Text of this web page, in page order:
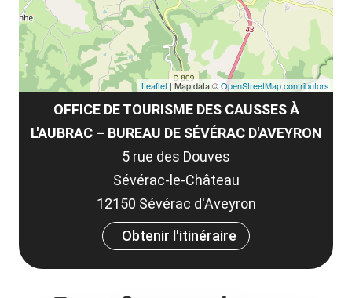
OFFICE DE TOURISME DES CAUSSES À
L'AUBRAC – BUREAU DE SÉVÉRAC D'AVEYRON
5 rue des Douves
Sévérac-le-Château
12150 Sévérac d'Aveyron
Obtenir l'itinéraire
Leaflet| Map data ©OpenStreetMap contributors